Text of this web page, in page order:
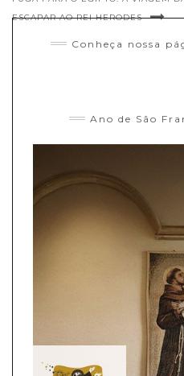
ESCAPAR AO REI HERODES
Conheça nossa
Ano de São